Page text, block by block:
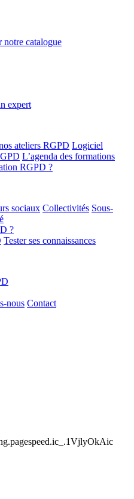
notre catalogue
expert
ateliers RGPD Logiciel
L’agenda des formations
RGPD ?
sociaux Collectivités Sous-
?
Tester ses connaissances
nous Contact